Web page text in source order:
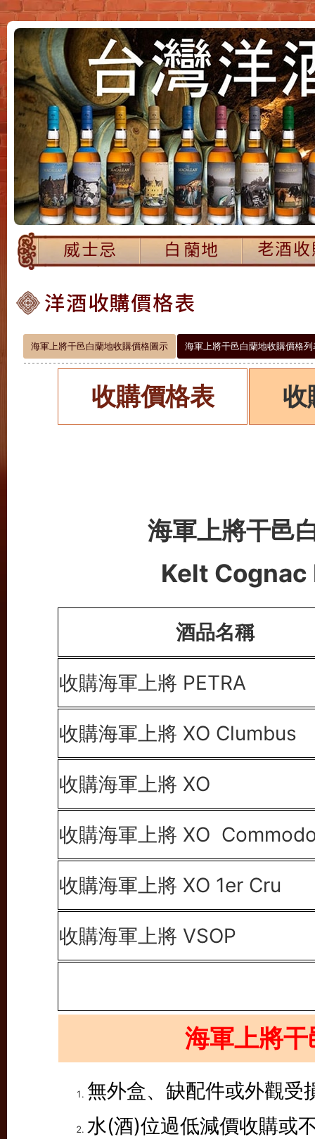
海軍上將干邑白蘭地收購價格圖示 海軍上將干邑白蘭地收購價格列
收購價格表 收
海軍上將干邑
Kelt
酒品名稱
收購海軍上將 PETRA
收購海軍上將 XO Clumbus
收購海軍上將 XO
收購海軍上將 XO
收購海軍上將 XO 1er Cru
收購海軍上將 VSOP
海軍上將
無外盒、缺配件或外觀受
水(酒)位過低減價收購或